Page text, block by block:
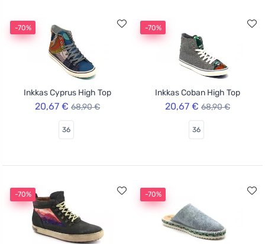
-70%
Inkkas Cyprus High Top
20,67 € 68,90 €
36
-70%
Inkkas Coban High Top
20,67 € 68,90 €
36
-70% -70%